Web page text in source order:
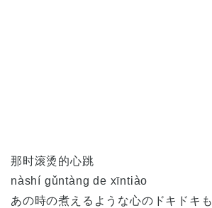
那时滚烫的心跳
nàshí gǔntàng de xīntiào
あの時の煮えるような心のドキドキも